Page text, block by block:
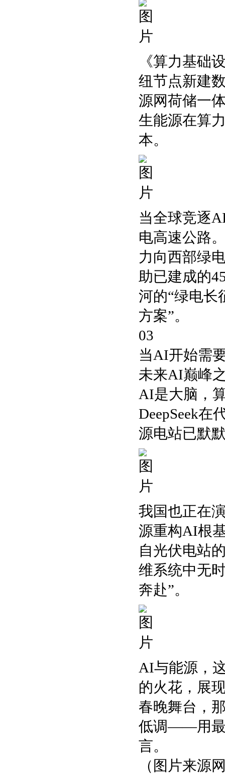
《算力基础
纽节点新建
源网荷储一
生能源在算
本。
当全球竞逐
电高速公路
力向西部绿
助已建成的
河的“绿电长
方案”。
03
当AI开始需
未来AI巅峰
AI是大脑，
DeepSeek在
源电站已默
我国也正在
源重构AI根
自光伏电站
维系统中无
奔赴”。
AI与能源，
的火花，展
春晚舞台，
低调——用最
言。
（图片来源